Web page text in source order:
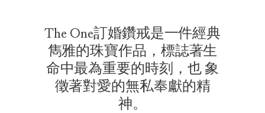
The One訂婚鑽戒是一件經典
雋雅的珠寶作品，標誌著生
命中最為重要的時刻，也 象
徵著對愛的無私奉獻的精
神。